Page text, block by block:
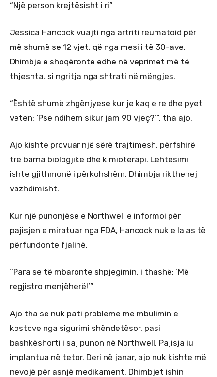
“Një person krejtësisht i ri”
Jessica Hancock vuajti nga artriti reumatoid për
më shumë se 12 vjet, që nga mesi i të 30-ave.
Dhimbja e shoqëronte edhe në veprimet më të
thjeshta, si ngritja nga shtrati në mëngjes.
“Është shumë zhgënjyese kur je kaq e re dhe pyet
veten: ‘Pse ndihem sikur jam 90 vjeç?’”, tha ajo.
Ajo kishte provuar një sërë trajtimesh, përfshirë
tre barna biologjike dhe kimioterapi. Lehtësimi
ishte gjithmonë i përkohshëm. Dhimbja rikthehej
vazhdimisht.
Kur një punonjëse e Northwell e informoi për
pajisjen e miratuar nga FDA, Hancock nuk e la as të
përfundonte fjalinë.
“Para se të mbaronte shpjegimin, i thashë: ‘Më
regjistro menjëherë!’”
Ajo tha se nuk pati probleme me mbulimin e
kostove nga sigurimi shëndetësor, pasi
bashkëshorti i saj punon në Northwell. Pajisja iu
implantua në tetor. Deri në janar, ajo nuk kishte më
nevojë për asnjë medikament. Dhimbjet ishin